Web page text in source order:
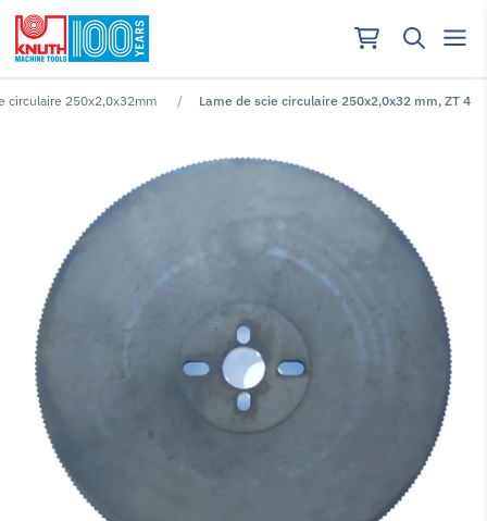
Aucun résultat pour ""
circulaire 250x2,0x32mm Lame de scie circulaire 250x2,0x32 mm, ZT 4